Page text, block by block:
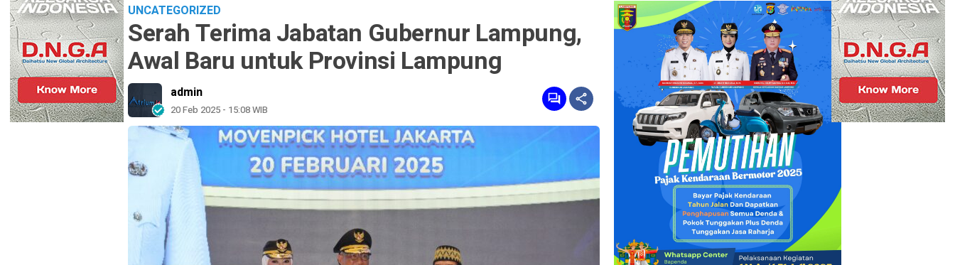
UNCATEGORIZED
Serah Terima Jabatan Gubernur Lampung,
Awal Baru untuk Provinsi Lampung
admin
20 Feb 2025 - 15:08 WIB